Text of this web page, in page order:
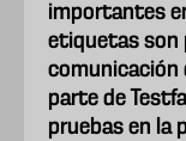
importantes
etiquetas son
comunicación
parte de
pruebas en la